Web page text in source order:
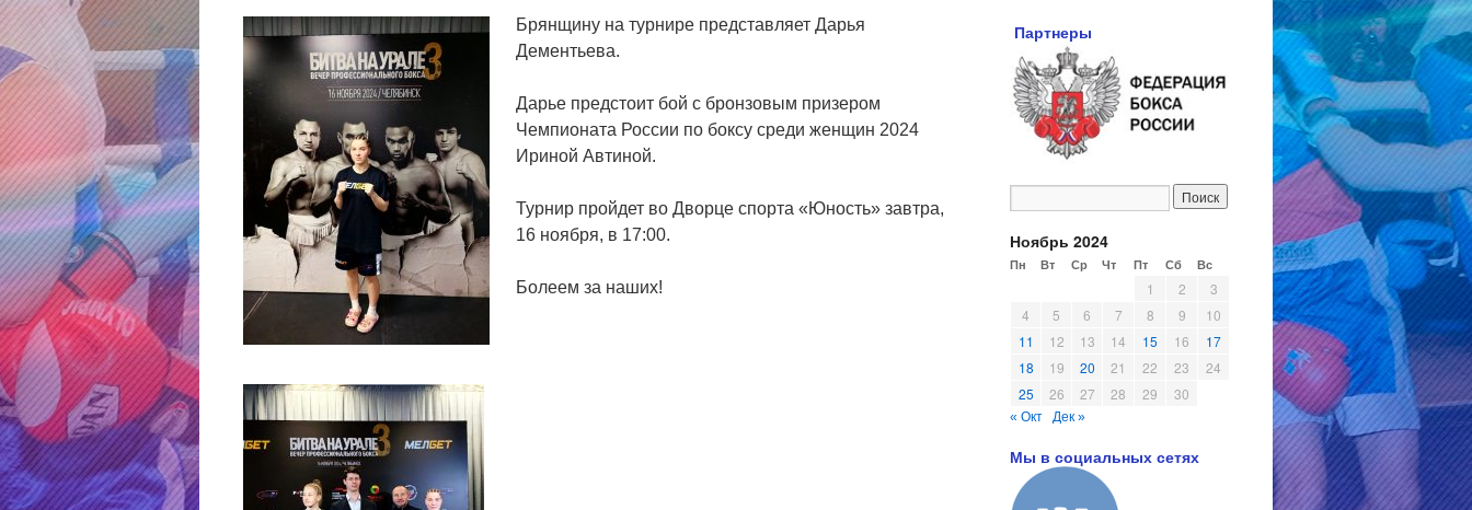
Брянщину на турнире представляет Дарья
Дементьева.
Дарье предстоит бой с бронзовым призером
Чемпионата России по боксу среди женщин 2024
Ириной Автиной.
Турнир пройдет во Дворце спорта «Юность» завтра,
16 ноября, в 17:00.
Болеем за наших!
Партнеры
Ноябрь 2024
Пн Вт Ср Чт Пт Сб Вс
1 2
3
4
5 6 7 8 9
10
11
12 13 14 15 16
17
18
19 20 21 22 23
24
25
26 27 28 29 30
« Окт Дек »
Мы в социальных сетях